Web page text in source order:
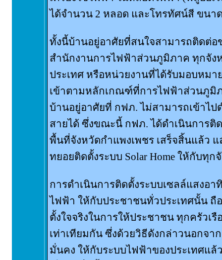
ได้จำนวน 2 หลอด และโทรทัศน์สี ขนา
ทั้งนี้บ้านอยู่อาศัยที่สนใจสามารถติดต่อ
สำนักงานการไฟฟ้าส่วนภูมิภาค ทุกจัง
ประเทศ หรือหน่วยงานที่ได้รับมอบหมา
เข้าตามหลักเกณฑ์ที่การไฟฟ้าส่วนภูมิ
บ้านอยู่อาศัยที่ กฟภ. ไม่สามารถเข้าไป
สายได้ ซึ่งขณะนี้ กฟภ. ได้ดำเนินการติด
พื้นที่จังหวัดกำแพงเพชร เสร็จสิ้นแล้ว แ
ทยอยติดตั้งระบบ Solar Home ให้กับทุก
การดำเนินการติดตั้งระบบเซลล์แสงอา
ไฟฟ้า ให้กับประชาชนทั่วประเทศนั้น ถื
ตั้งใจจริงในการให้ประชาชน ทุกครัวเ
เท่าเทียมกัน ซึ่งด้วยวิธีดังกล่าวนอกจา
มั่นคง ให้กับระบบไฟฟ้าของประเทศแล้